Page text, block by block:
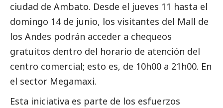
ciudad de Ambato. Desde el jueves 11 hasta el
domingo 14 de junio, los visitantes del Mall de
los Andes podrán acceder a chequeos
gratuitos dentro del horario de atención del
centro comercial; esto es, de 10h00 a 21h00. En
el sector Megamaxi.
Esta iniciativa es parte de los esfuerzos